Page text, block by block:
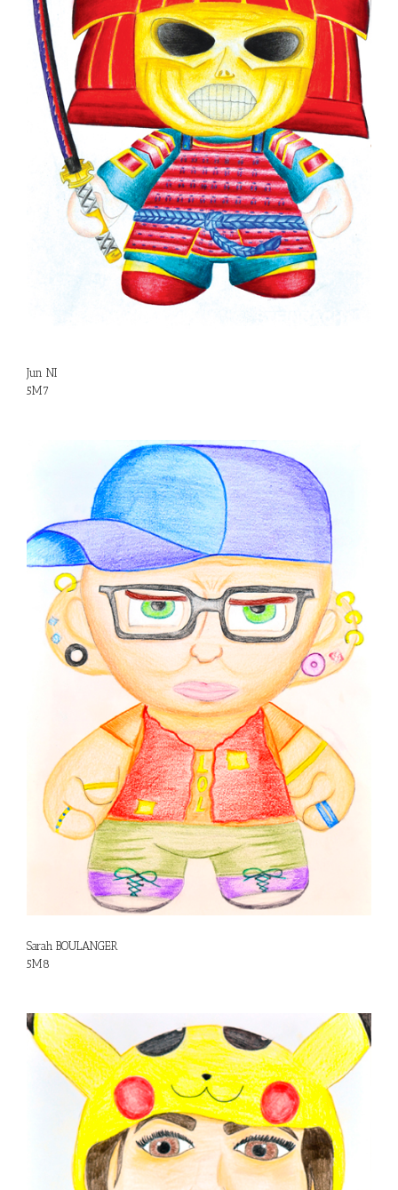
Jun NI
5M7
Sarah BOULANGER
5M8